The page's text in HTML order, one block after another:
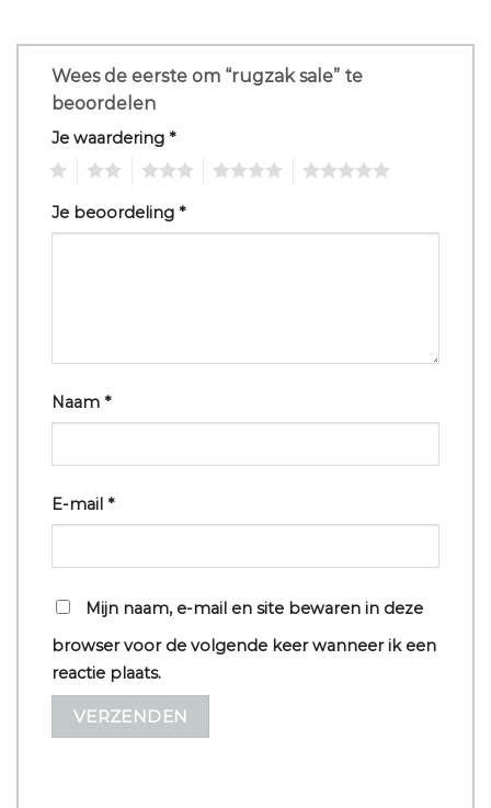
Wees de eerste om “rugzak sale” te
beoordelen
Je waardering *
Je beoordeling *
Naam *
E-mail *
Mijn naam, e-mail en site bewaren in deze
browser voor de volgende keer wanneer ik een
reactie plaats.